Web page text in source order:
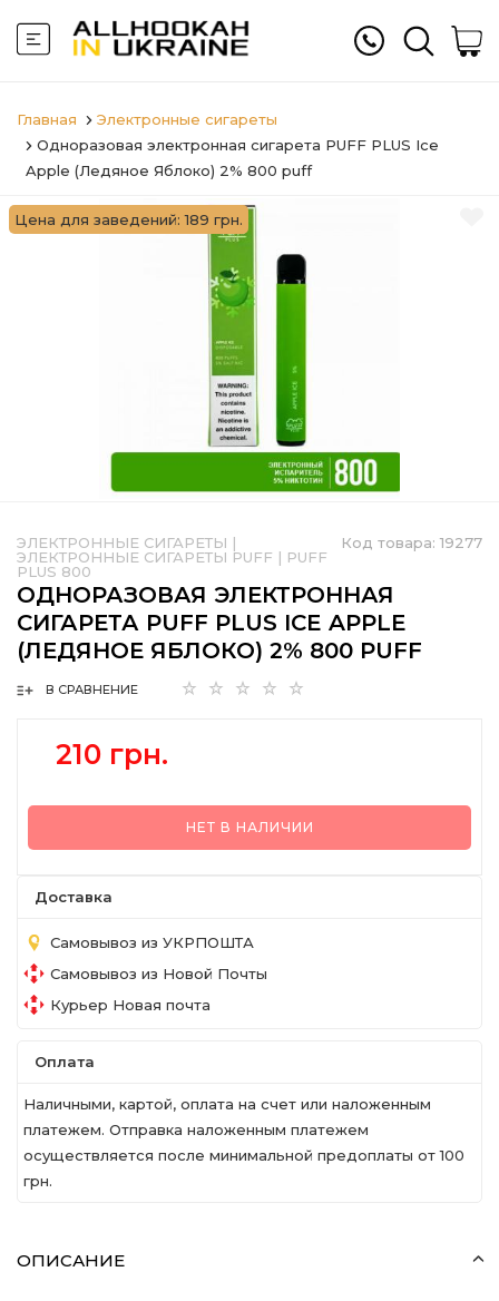
Главная
Электронные сигареты
Одноразовая электронная сигарета PUFF PLUS Ice
Apple (Ледяное Яблоко) 2% 800 puff
Цена для заведений: 189 грн.
Код товара: 19277
ЭЛЕКТРОННЫЕ СИГАРЕТЫ |
ЭЛЕКТРОННЫЕ СИГАРЕТЫ PUFF | PUFF
PLUS 800
ОДНОРАЗОВАЯ ЭЛЕКТРОННАЯ
СИГАРЕТА PUFF PLUS ICE APPLE
(ЛЕДЯНОЕ ЯБЛОКО) 2% 800 PUFF
В СРАВНЕНИЕ
210 грн.
НЕТ В НАЛИЧИИ
Доставка
Самовывоз из УКРПОШТА
Самовывоз из Новой Почты
Курьер Новая почта
Оплата
Наличными, картой, оплата на счет или наложенным
платежем. Отправка наложенным платежем
осуществляется после минимальной предоплаты от 100
грн.
ОПИСАНИЕ